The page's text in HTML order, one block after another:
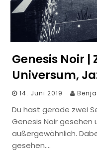
Genesis Noir
Universum,
14. Juni 2019
Du hast gerade zwei
Genesis Noir gesehen
außergewöhnlich.
gesehen….